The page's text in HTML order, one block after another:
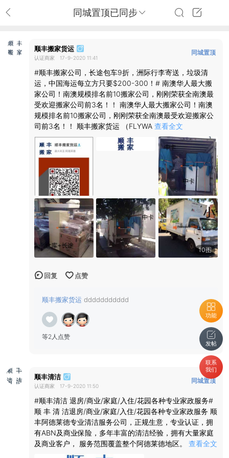
同城置顶已同步
功能
发帖
联系
我们
同城置顶
顺丰搬家货运
认证商家 17-9-2020 11:41
#顺丰搬家公司，长途包车9折，洲际行李寄送，垃圾清
运，中国海运每立方只要$200-300！# 南澳华人最大搬
家公司！南澳规模排名前10搬家公司，刚刚荣获全南澳最
受欢迎搬家公司前3名！！ 南澳华人最大搬家公司！南澳
规模排名前10搬家公司，刚刚荣获全南澳最受欢迎搬家公
司前3名！！ 顺丰搬家货运 （FLYWA查看全文
10图
回复 点赞
顺丰搬家货运ddddddddddd
等2人点赞
同城置顶
顺丰清洁
认证商家 17-9-2020 11:50
#顺丰清洁 退房/商业/家庭/入住/花园各种专业家政服务#
顺 丰 清 洁退房/商业/家庭/入住/花园各种专业家政服务 顺
丰阿德莱德专业清洁服务公司，正规生意，专业认证，拥
有ABN及商业保险，多年丰富的清洁经验，拥有大量家庭
及商业客户， 服务范围覆盖整个阿德莱德地区。查看全文